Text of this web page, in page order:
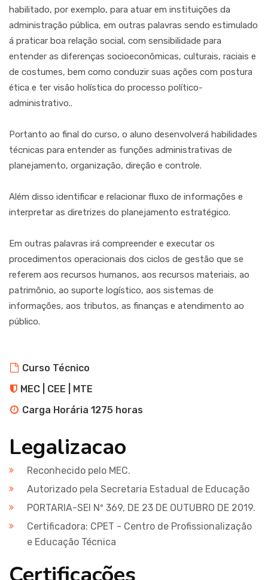
habilitado, por exemplo, para atuar em instituições da
administração pública, em outras palavras sendo estimulado
á praticar boa relação social, com sensibilidade para
entender as diferenças socioeconômicas, culturais, raciais e
de costumes, bem como conduzir suas ações com postura
ética e ter visão holística do processo político-
administrativo..
Portanto ao final do curso, o aluno desenvolverá habilidades
técnicas para entender as funções administrativas de
planejamento, organização, direção e controle.
Além disso identificar e relacionar fluxo de informações e
interpretar as diretrizes do planejamento estratégico.
Em outras palavras irá compreender e executar os
procedimentos operacionais dos ciclos de gestão que se
referem aos recursos humanos, aos recursos materiais, ao
patrimônio, ao suporte logístico, aos sistemas de
informações, aos tributos, as finanças e atendimento ao
público.
Curso Técnico
MEC | CEE | MTE
Carga Horária 1275 horas
Legalizacao
Reconhecido pelo MEC.
Autorizado pela Secretaria Estadual de Educação
PORTARIA-SEI Nº 369, DE 23 DE OUTUBRO DE 2019.
Certificadora: CPET - Centro de Profissionalização
e Educação Técnica